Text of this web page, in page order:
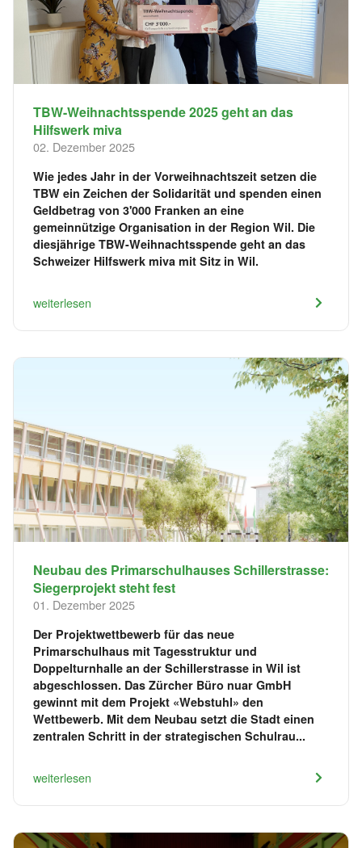
TBW-Weihnachtsspende 2025 geht an das
Hilfswerk miva
02. Dezember 2025
Wie jedes Jahr in der Vorweihnachtszeit setzen die
TBW ein Zeichen der Solidarität und spenden einen
Geldbetrag von 3'000 Franken an eine
gemeinnützige Organisation in der Region Wil. Die
diesjährige TBW-Weihnachtsspende geht an das
Schweizer Hilfswerk miva mit Sitz in Wil.
weiterlesen
Neubau des Primarschulhauses Schillerstrasse:
Siegerprojekt steht fest
01. Dezember 2025
Der Projektwettbewerb für das neue
Primarschulhaus mit Tagesstruktur und
Doppelturnhalle an der Schillerstrasse in Wil ist
abgeschlossen. Das Zürcher Büro nuar GmbH
gewinnt mit dem Projekt «Webstuhl» den
Wettbewerb. Mit dem Neubau setzt die Stadt einen
zentralen Schritt in der strategischen Schulrau...
weiterlesen